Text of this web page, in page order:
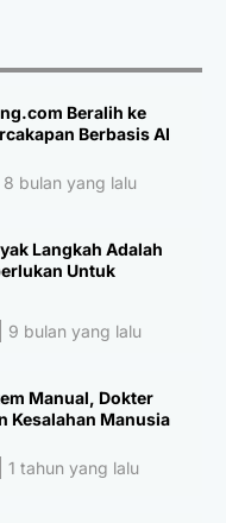
Beralih ke
Berbasis AI
8 bulan yang lalu
Langkah Adalah
Untuk
9 bulan yang lalu
Manual, Dokter
Kesalahan Manusia
1 tahun yang lalu